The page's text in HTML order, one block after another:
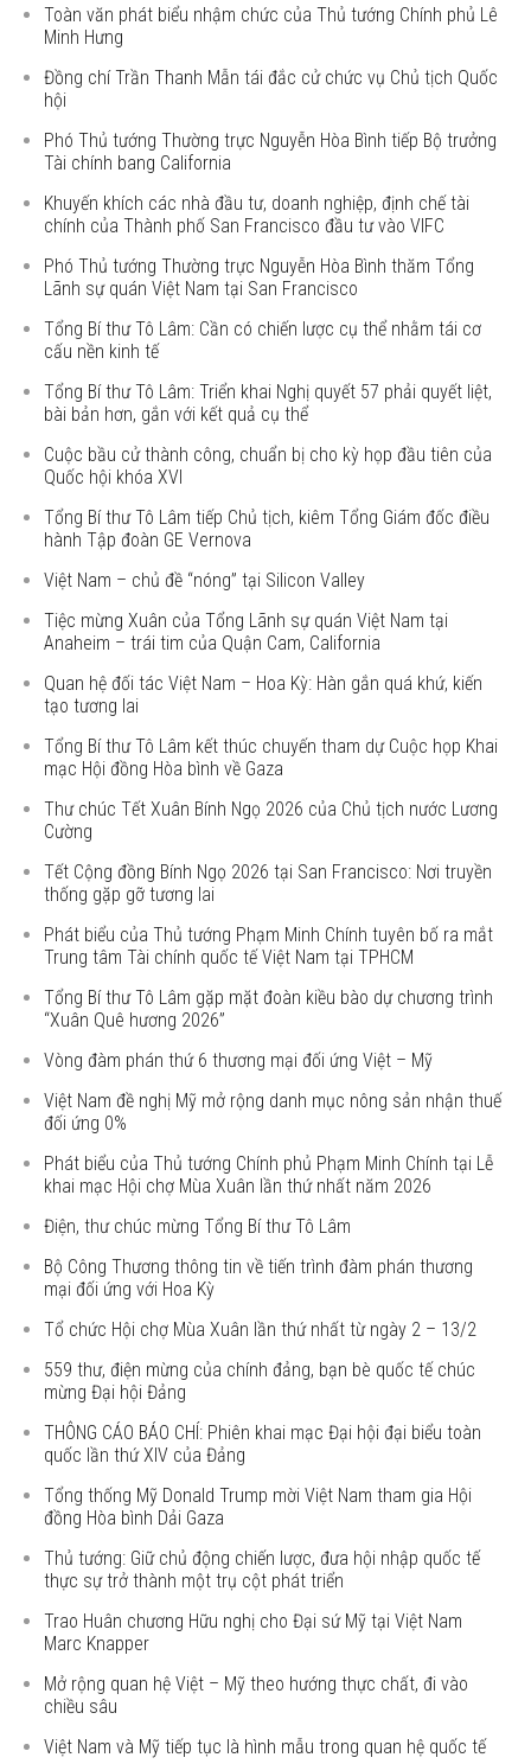
Toàn văn phát biểu nhậm chức của Thủ tướng Chính phủ Lê
Minh Hưng
Đồng chí Trần Thanh Mẫn tái đắc cử chức vụ Chủ tịch Quốc
hội
Phó Thủ tướng Thường trực Nguyễn Hòa Bình tiếp Bộ trưởng
Tài chính bang California
Khuyến khích các nhà đầu tư, doanh nghiệp, định chế tài
chính của Thành phố San Francisco đầu tư vào VIFC
Phó Thủ tướng Thường trực Nguyễn Hòa Bình thăm Tổng
Lãnh sự quán Việt Nam tại San Francisco
Tổng Bí thư Tô Lâm: Cần có chiến lược cụ thể nhằm tái cơ
cấu nền kinh tế
Tổng Bí thư Tô Lâm: Triển khai Nghị quyết 57 phải quyết liệt,
bài bản hơn, gắn với kết quả cụ thể
Cuộc bầu cử thành công, chuẩn bị cho kỳ họp đầu tiên của
Quốc hội khóa XVI
Tổng Bí thư Tô Lâm tiếp Chủ tịch, kiêm Tổng Giám đốc điều
hành Tập đoàn GE Vernova
Việt Nam – chủ đề “nóng” tại Silicon Valley
Tiệc mừng Xuân của Tổng Lãnh sự quán Việt Nam tại
Anaheim – trái tim của Quận Cam, California
Quan hệ đối tác Việt Nam – Hoa Kỳ: Hàn gắn quá khứ, kiến
tạo tương lai
Tổng Bí thư Tô Lâm kết thúc chuyến tham dự Cuộc họp Khai
mạc Hội đồng Hòa bình về Gaza
Thư chúc Tết Xuân Bính Ngọ 2026 của Chủ tịch nước Lương
Cường
Tết Cộng đồng Bính Ngọ 2026 tại San Francisco: Nơi truyền
thống gặp gỡ tương lai
Phát biểu của Thủ tướng Phạm Minh Chính tuyên bố ra mắt
Trung tâm Tài chính quốc tế Việt Nam tại TPHCM
Tổng Bí thư Tô Lâm gặp mặt đoàn kiều bào dự chương trình
“Xuân Quê hương 2026”
Vòng đàm phán thứ 6 thương mại đối ứng Việt – Mỹ
Việt Nam đề nghị Mỹ mở rộng danh mục nông sản nhận thuế
đối ứng 0%
Phát biểu của Thủ tướng Chính phủ Phạm Minh Chính tại Lễ
khai mạc Hội chợ Mùa Xuân lần thứ nhất năm 2026
Điện, thư chúc mừng Tổng Bí thư Tô Lâm
Bộ Công Thương thông tin về tiến trình đàm phán thương
mại đối ứng với Hoa Kỳ
Tổ chức Hội chợ Mùa Xuân lần thứ nhất từ ngày 2 – 13/2
559 thư, điện mừng của chính đảng, bạn bè quốc tế chúc
mừng Đại hội Đảng
THÔNG CÁO BÁO CHÍ: Phiên khai mạc Đại hội đại biểu toàn
quốc lần thứ XIV của Đảng
Tổng thống Mỹ Donald Trump mời Việt Nam tham gia Hội
đồng Hòa bình Dải Gaza
Thủ tướng: Giữ chủ động chiến lược, đưa hội nhập quốc tế
thực sự trở thành một trụ cột phát triển
Trao Huân chương Hữu nghị cho Đại sứ Mỹ tại Việt Nam
Marc Knapper
Mở rộng quan hệ Việt – Mỹ theo hướng thực chất, đi vào
chiều sâu
Việt Nam và Mỹ tiếp tục là hình mẫu trong quan hệ quốc tế